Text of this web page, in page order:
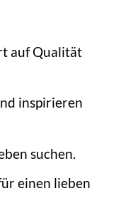
auf Qualität
inspirieren
suchen.
einen lieben